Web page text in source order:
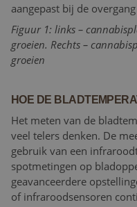
aangepast bij de
Figuur 1: links –
groeien. Rechts –
groeien
HOE DE
Het meten van de
veel telers denken. De
gebruik van een
spotmetingen op
geavanceerdere
of infraroodsensoren